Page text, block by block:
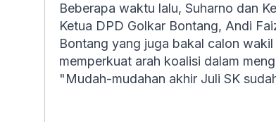
Beberapa waktu lalu, Suharno dan
Ketua DPD Golkar Bontang, Andi
Bontang yang juga bakal calon
memperkuat arah koalisi dalam
"Mudah-mudahan akhir Juli SK